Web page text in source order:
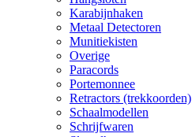
Karabijnhaken
Metaal Detectoren
Munitiekisten
Overige
Paracords
Portemonnee
Retractors (trekkoorden)
Schaalmodellen
Schrijfwaren